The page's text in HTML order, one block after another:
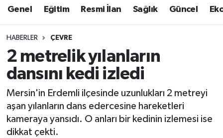
Genel Eğitim Resmi İlan Sağlık Güncel
HABERLER ÇEVRE
2 metrelik yılanların
dansını kedi izledi
Mersin'in Erdemli ilçesinde uzunlukları 2 metreyi
aşan yılanların dans edercesine hareketleri
kameraya yansıdı. O anları bir kedinin izlemesi ise
dikkat çekti.
Güncel
Haberde insan
Kültür - Sanat
Haber Arşivi